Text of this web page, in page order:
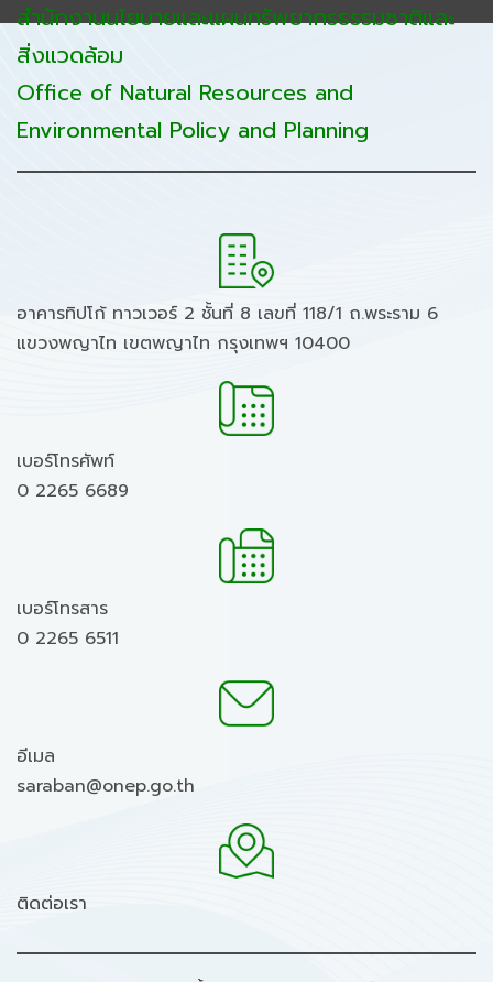
สำนักงานนโยบายและแผนทรัพยากรธรรมชาติและ
สิ่งแวดล้อม
Office of Natural Resources and
Environmental Policy and Planning
อาคารทิปโก้ ทาวเวอร์ 2 ชั้นที่ 8 เลขที่ 118/1 ถ.พระราม 6
แขวงพญาไท เขตพญาไท กรุงเทพฯ 10400
เบอร์โทรศัพท์
0 2265 6689
เบอร์โทรสาร
0 2265 6511
อีเมล
saraban@onep.go.th
ติดต่อเรา